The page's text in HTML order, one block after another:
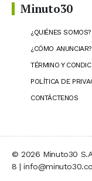
Minuto30
¿QUIÉNES SOMOS?
¿CÓMO ANUNCIAR?
TÉRMINO Y
POLÍTICA DE
CONTÁCTENOS
© 2026 Minuto30
8 |